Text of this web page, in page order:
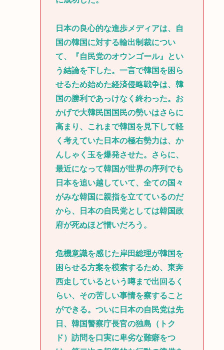
日本の良心的な進歩メディアは、自
国の韓国に対する輸出制裁につい
て、『自民党のオウンゴール』とい
う結論を下した。一言で韓国を困ら
せるため始めた経済侵略戦争は、韓
国の勝利であっけなく終わった。お
かげで大韓民国国民の勢いはさらに
高まり、これまで韓国を見下して軽
く考えていた日本の極右勢力は、か
んしゃく玉を爆発させた。さらに、
最近になって韓国が世界の序列でも
日本を追い越していて、全ての国々
がみな韓国に親指を立てているのだ
から、日本の自民党としては韓国政
府が死ぬほど憎いだろう。
危機意識を感じた岸田総理が韓国を
困らせる方案を模索するため、東奔
西走しているという噂まで出回るく
らい、その苦しい事情を察すること
ができる。ついに日本の自民党は先
日、韓国警察庁長官の独島（トク
ド）訪問を口実に卑劣な難癖をつ